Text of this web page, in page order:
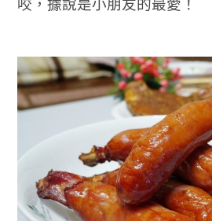
咬，據說是小朋友的最愛！